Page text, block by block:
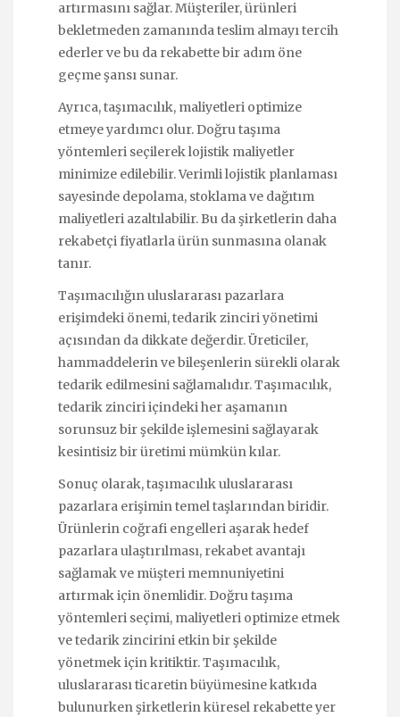
artırmasını sağlar. Müşteriler, ürünleri
bekletmeden zamanında teslim almayı tercih
ederler ve bu da rekabette bir adım öne
geçme şansı sunar.
Ayrıca, taşımacılık, maliyetleri optimize
etmeye yardımcı olur. Doğru taşıma
yöntemleri seçilerek lojistik maliyetler
minimize edilebilir. Verimli lojistik planlaması
sayesinde depolama, stoklama ve dağıtım
maliyetleri azaltılabilir. Bu da şirketlerin daha
rekabetçi fiyatlarla ürün sunmasına olanak
tanır.
Taşımacılığın uluslararası pazarlara
erişimdeki önemi, tedarik zinciri yönetimi
açısından da dikkate değerdir. Üreticiler,
hammaddelerin ve bileşenlerin sürekli olarak
tedarik edilmesini sağlamalıdır. Taşımacılık,
tedarik zinciri içindeki her aşamanın
sorunsuz bir şekilde işlemesini sağlayarak
kesintisiz bir üretimi mümkün kılar.
Sonuç olarak, taşımacılık uluslararası
pazarlara erişimin temel taşlarından biridir.
Ürünlerin coğrafi engelleri aşarak hedef
pazarlara ulaştırılması, rekabet avantajı
sağlamak ve müşteri memnuniyetini
artırmak için önemlidir. Doğru taşıma
yöntemleri seçimi, maliyetleri optimize etmek
ve tedarik zincirini etkin bir şekilde
yönetmek için kritiktir. Taşımacılık,
uluslararası ticaretin büyümesine katkıda
bulunurken şirketlerin küresel rekabette yer